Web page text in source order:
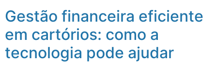
Gestão financeira eficiente
em cartórios: como a
tecnologia pode ajudar